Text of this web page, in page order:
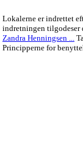
Lokalerne er indrettet
indretningen tilgodeser
Zandra Henningsen ...
Principperne for